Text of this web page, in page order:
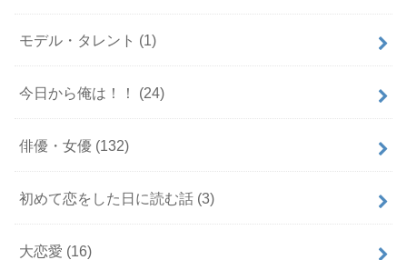
モデル・タレント (1)
今日から俺は！！ (24)
俳優・女優 (132)
初めて恋をした日に読む話 (3)
大恋愛 (16)